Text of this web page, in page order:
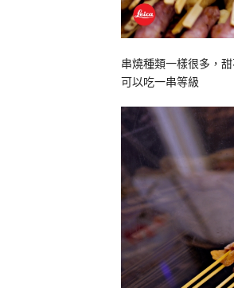
串燒種類一樣很多，
可以吃一串等級